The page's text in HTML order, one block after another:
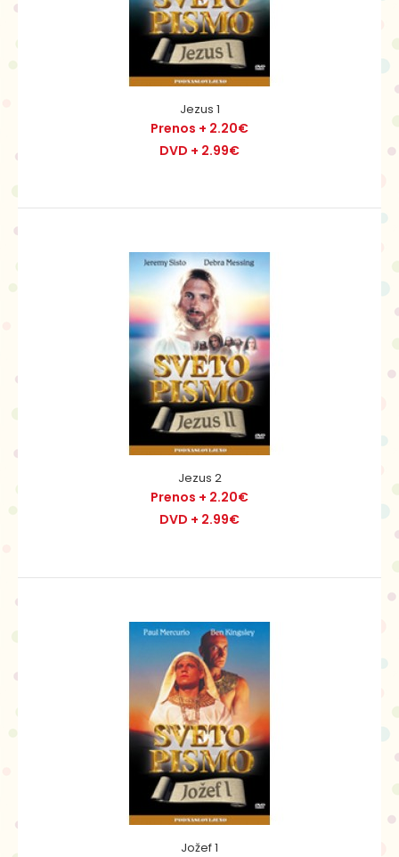
njegovemu starejšemu bratu dvojčku Ezavu. da bi se..
Jeremija
Prenos + 2.20€
DVD + 2.99€
Mladi Jeremija v sanjah vidi angela, ki mu govori, da je
prerok. Več let kasneje postane duhovnik,..
Jezus 1
Prenos + 2.20€
DVD + 2.99€
Jezus 1
Prenos + 2.20€
DVD + 2.99€
Jezus 2
Prenos + 2.20€
DVD + 2.99€
Jožef 1